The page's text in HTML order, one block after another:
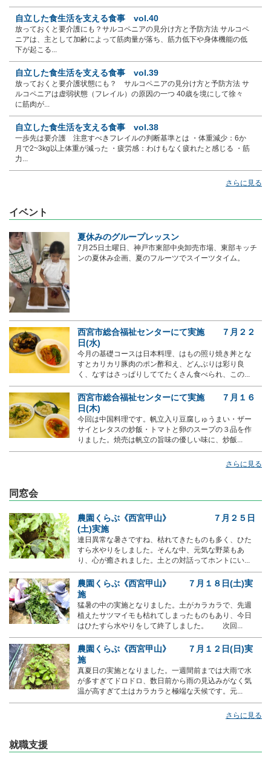
自立した食生活を支える食事 vol.40
放っておくと要介護にも？サルコペニアの見分け方と予防方法 サルコペ
ニアは、主として加齢によって筋肉量が落ち、筋力低下や身体機能の低
下が起こる...
自立した食生活を支える食事 vol.39
放っておくと要介護状態にも？ サルコペニアの見分け方と予防方法 サ
ルコペニアは虚弱状態（フレイル）の原因の一つ 40歳を境にして徐々
に筋肉が...
自立した食生活を支える食事 vol.38
一歩先は要介護 注意すべきフレイルの判断基準とは ・体重減少：6か
月で2~3kg以上体重が減った ・疲労感：わけもなく疲れたと感じる ・筋
力...
さらに見る
イベント
夏休みのグループレッスン
7月25日土曜日、神戸市東部中央卸売市場、東部キッチ
ンの夏休み企画、夏のフルーツでスイーツタイム。
西宮市総合福祉センターにて実施 ７月２２
日(水)
今月の基礎コースは日本料理、はもの照り焼き丼とな
すとカリカリ豚肉のポン酢和え、どんぶりは彩り良
く、なすはさっぱりしててたくさん食べられ、この...
西宮市総合福祉センターにて実施 ７月１６
日(木)
今回は中国料理です。帆立入り豆腐しゅうまい・ザー
サイとレタスの炒飯・トマトと卵のスープの３品を作
りました。焼売は帆立の旨味の優しい味に、炒飯...
さらに見る
同窓会
農園くらぶ《西宮甲山》 ７月２５日
(土)実施
連日異常な暑さですね、枯れてきたものも多く、ひた
すら水やりをしました。そんな中、元気な野菜もあ
り、心が癒されました。土との対話ってホントにい...
農園くらぶ《西宮甲山》 ７月１８日(土)実
施
猛暑の中の実施となりました。土がカラカラで、先週
植えたサツマイモも枯れてしまったものもあり、今日
はひたすら水やりをして終了しました。 次回...
農園くらぶ《西宮甲山》 ７月１２日(日)実
施
真夏日の実施となりました。一週間前までは大雨で水
が多すぎてドロドロ、数日前から雨の見込みがなく気
温が高すぎて土はカラカラと極端な天候です。元...
さらに見る
就職支援